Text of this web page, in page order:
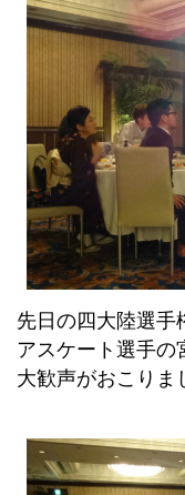
先日の四大陸選手
アスケート選手の
大歓声がおこりま